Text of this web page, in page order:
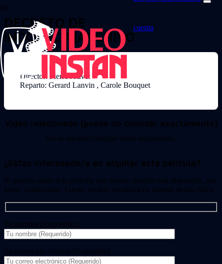
cuenta
DECRETO DE
INOCENCIA(ARCHIVO-10436)
Director: Pierre Jolivet
Reparto: Gerard Lanvin , Carole Bouquet
Video relacionado (puede no coincidir exactamente)
No se encontró ningún video relacionado.
¿Estas interesado/a en alquilar esta película?
Si quieres saber si la película que deseas alquilar está disponible, por
favor, contáctanos. Luego, podrás recogerla en nuestra tienda física.
Tu nombre (Requerido)
Tu correo electrónico (Requerido)